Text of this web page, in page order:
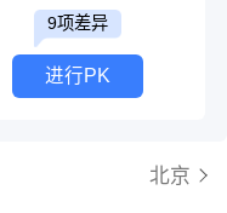
9项差异
进行PK
北京